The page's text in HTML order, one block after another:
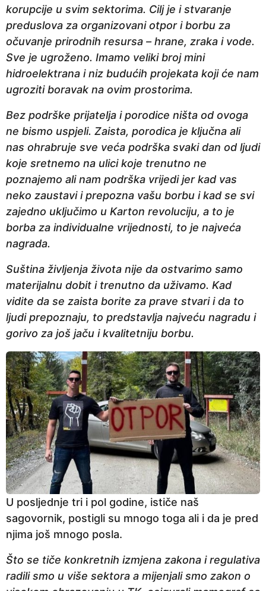
korupcije u svim sektorima. Cilj je i stvaranje
preduslova za organizovani otpor i borbu za
očuvanje prirodnih resursa – hrane, zraka i vode.
Sve je ugroženo. Imamo veliki broj mini
hidroelektrana i niz budućih projekata koji će nam
ugroziti boravak na ovim prostorima.
Bez podrške prijatelja i porodice ništa od ovoga
ne bismo uspjeli. Zaista, porodica je ključna ali
nas ohrabruje sve veća podrška svaki dan od ljudi
koje sretnemo na ulici koje trenutno ne
poznajemo ali nam podrška vrijedi jer kad vas
neko zaustavi i prepozna vašu borbu i kad se svi
zajedno uključimo u Karton revoluciju, a to je
borba za individualne vrijednosti, to je najveća
nagrada.
Suština življenja života nije da ostvarimo samo
materijalnu dobit i trenutno da uživamo. Kad
vidite da se zaista borite za prave stvari i da to
ljudi prepoznaju, to predstavlja najveću nagradu i
gorivo za još jaču i kvalitetniju borbu.
U posljednje tri i pol godine, ističe naš
sagovornik, postigli su mnogo toga ali i da je pred
njima još mnogo posla.
Što se tiče konkretnih izmjena zakona i regulativa
radili smo u više sektora a mijenjali smo zakon o